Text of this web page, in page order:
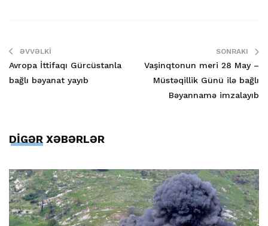
ƏVVƏLKI
Avropa İttifaqı Gürcüstanla
bağlı bəyanat yayıb
SONRAKI
Vaşinqtonun meri 28 May –
Müstəqillik Günü ilə bağlı
Bəyannamə imzalayıb
DİGƏR XƏBƏRLƏR